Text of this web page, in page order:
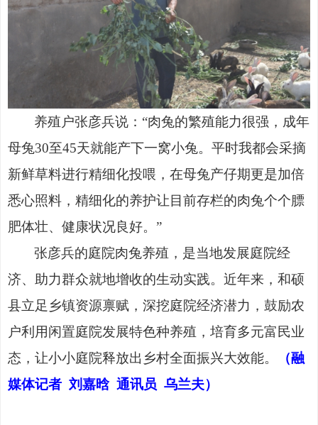
养殖户张彦兵说： “肉兔的繁殖能力很强，成年
母兔30至45天就能产下一窝小兔。平时我都会采摘
新鲜草料进行精细化投喂，在母兔产仔期更是加倍
悉心照料，精细化的养护让目前存栏的肉兔个个膘
肥体壮、健康状况良好。”
张彦兵的庭院肉兔养殖，是当地发展庭院经
济、助力群众就地增收的生动实践。近年来，和硕
县立足乡镇资源禀赋，深挖庭院经济潜力，鼓励农
户利用闲置庭院发展特色种养殖，培育多元富民业
态，让小小庭院释放出乡村全面振兴大效能。
（融
媒体记者 刘嘉晗 通讯员 乌兰夫）